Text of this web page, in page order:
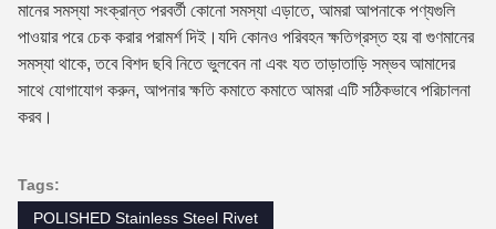
মানের সমস্যা সংক্রান্ত পরবর্তী কোনো সমস্যা এড়াতে, আমরা আপনাকে পণ্যগুলি
পাওয়ার পরে চেক করার পরামর্শ দিই।যদি কোনও পরিবহন ক্ষতিগ্রস্ত হয় বা গুণমানের
সমস্যা থাকে, তবে বিশদ ছবি নিতে ভুলবেন না এবং যত তাড়াতাড়ি সম্ভব আমাদের
সাথে যোগাযোগ করুন, আপনার ক্ষতি কমাতে কমাতে আমরা এটি সঠিকভাবে পরিচালনা
করব।
Tags:
POLISHED Stainless Steel Rivet